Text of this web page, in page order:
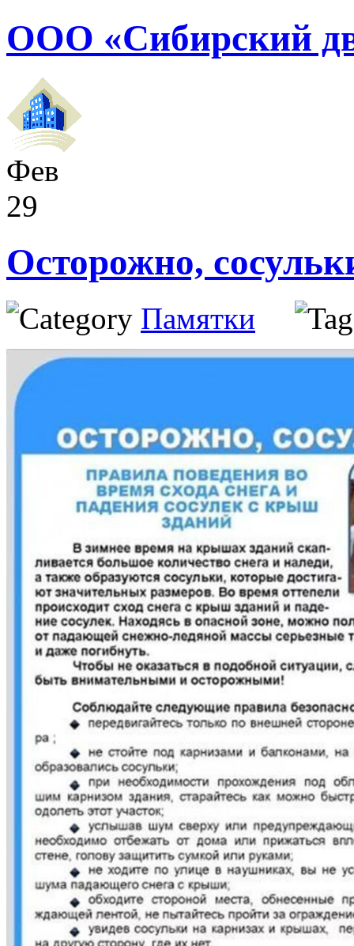
ООО «Сибирский
Фев
29
Осторожно,
Памятки